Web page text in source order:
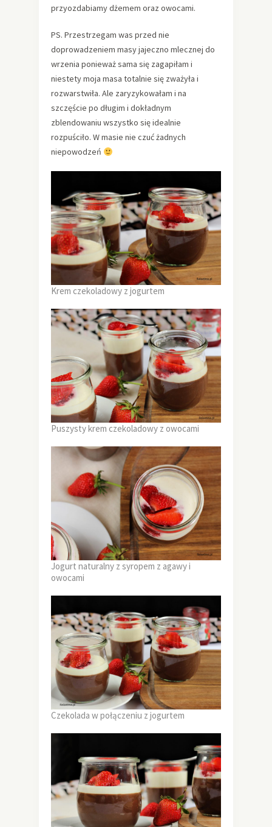
przyozdabiamy dżemem oraz owocami.
PS. Przestrzegam was przed nie
doprowadzeniem masy jajeczno mlecznej do
wrzenia ponieważ sama się zagapiłam i
niestety moja masa totalnie się zważyła i
rozwarstwiła. Ale zaryzykowałam i na
szczęście po długim i dokładnym
zblendowaniu wszystko się idealnie
rozpuściło. W masie nie czuć żadnych
niepowodzeń
Krem czekoladowy z jogurtem
Puszysty krem czekoladowy z owocami
Jogurt naturalny z syropem z agawy i
owocami
Czekolada w połączeniu z jogurtem